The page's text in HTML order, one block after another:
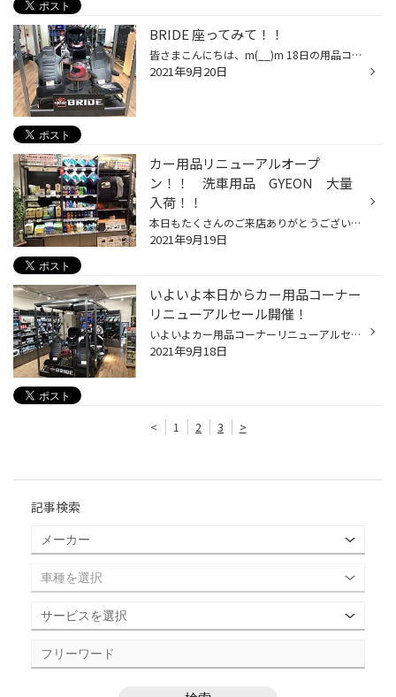
BRIDE 座ってみて！！
皆さまこんにちは、m(__)m 18日の用品コーナーのリニューアルで 沢山のご来店ありがとうございます。 その中でBRIDEのシート展示しているのですが、 お客様に「すわってみること出来ないの？」と聞かれました。。。 是非座ってみてください！！ 言っていただければ 座れる準備致します！ 用意してい...
2021年9月20日
カー用品リニューアルオープ
ン！！ 洗車用品 GYEON 大量
入荷！！
本日もたくさんのご来店ありがとうございます！！ カー用品リニューアルオープンに伴い、話題の洗車用品 ‘GYEON‘ 大量入荷です！！ お得なセットから、用途によって選べる単品まで揃ってます！ 店頭に無い商品はお取り寄せも可能です(*^_^*) 気になっていたので実際に使ってみてレビューもスタッフ...
2021年9月19日
いよいよ本日からカー用品コーナー
リニューアルセール開催！
いよいよカー用品コーナーリニューアルセール開催いたしました！ いろいろとご用意させていただいています。 気になりましたら、ぜひ当店までお越しください！ また、スタッドレスタイヤセールも同時開催しておりますので、ぜひご来店下さい。
2021年9月18日
< 1 2 3 >
記事検索